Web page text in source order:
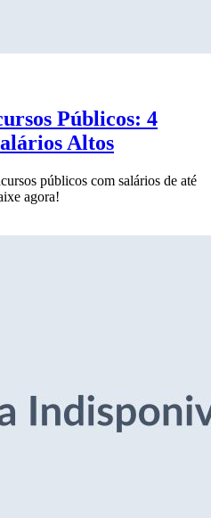
Públicos: 4
Altos
públicos com salários de até
agora!